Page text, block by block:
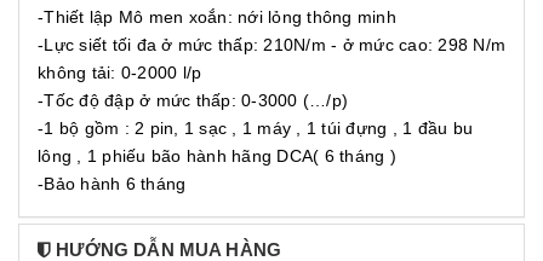
-Thiết lập Mô men xoắn: nới lỏng thông minh
-Lực siết tối đa ở mức thấp: 210N/m - ở mức cao: 298 N/m
không tải: 0-2000 l/p
-Tốc độ đập ở mức thấp: 0-3000 (…/p)
-1 bộ gồm : 2 pin, 1 sạc , 1 máy , 1 túi đựng , 1 đầu bu
lông , 1 phiếu bão hành hãng DCA( 6 tháng )
-Bảo hành 6 tháng
HƯỚNG DẪN MUA HÀNG